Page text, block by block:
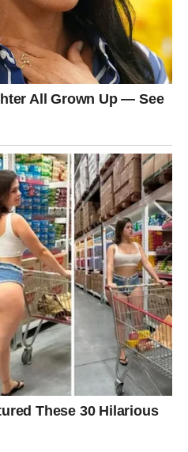
olakšanje
će vas iskreno obradovati.
finansijama ili privatnim
sigurnosti i potvrditi da
mir i novu motivaciju.
u važnim
mnogo razloga za
i više mira u
se osjećate ispunjeno i
vjerujete biće uz vas, a